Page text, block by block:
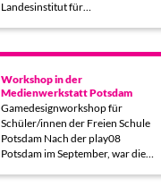
Landesinstitut für…
Workshop in der
Medienwerkstatt Potsdam
Gamedesignworkshop für
Schüler/innen der Freien Schule
Potsdam Nach der play08
Potsdam im September, war die…